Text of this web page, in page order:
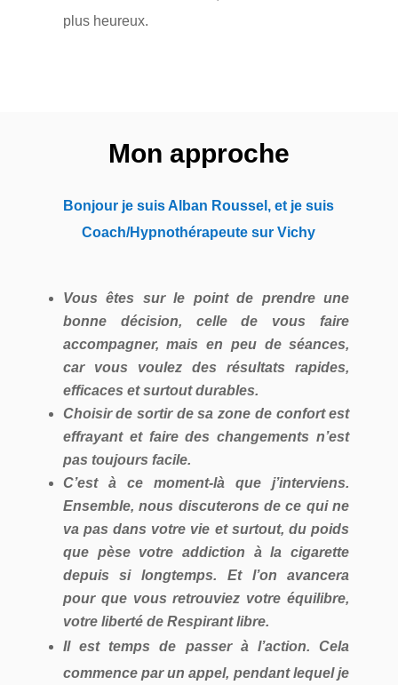
plus heureux.
Mon approche
Bonjour je suis Alban Roussel, et je suis
Coach/Hypnothérapeute sur Vichy
Vous êtes sur le point de prendre une
bonne décision, celle de vous faire
accompagner, mais en peu de séances,
car vous voulez des résultats rapides,
efficaces et surtout durables.
Choisir de sortir de sa zone de confort est
effrayant et faire des changements n’est
pas toujours facile.
C’est à ce moment-là que j’interviens.
Ensemble, nous discuterons de ce qui ne
va pas dans votre vie et surtout, du poids
que pèse votre addiction à la cigarette
depuis si longtemps. Et l’on avancera
pour que vous retrouviez votre équilibre,
votre liberté de Respirant libre.
Il est temps de passer à l’action. Cela
commence par un appel, pendant lequel je